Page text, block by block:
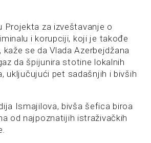
Projekta za izveštavanje o
i korupciji, koji je takođe
se da Vlada Azerbejdžana
da špijunira stotine lokalnih
uključujući pet sadašnjih i bivših
Ismajilova, bivša šefica biroa
od najpoznatijih istraživačkih